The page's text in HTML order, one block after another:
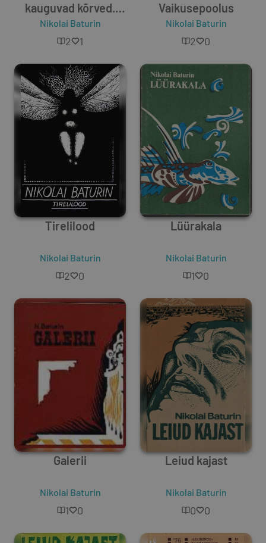
kauguvad kõrved.
Ladvajutte,
võravesteid lastele ja
Nikolai Baturin
2 1
Vaikusepoolus
Nikolai Baturin
2 0
Tirelilood
Nikolai Baturin
2 0
Lüürakala
Nikolai Baturin
1 0
Galerii
Nikolai Baturin
1 0
Leiud kajast
Nikolai Baturin
0 0